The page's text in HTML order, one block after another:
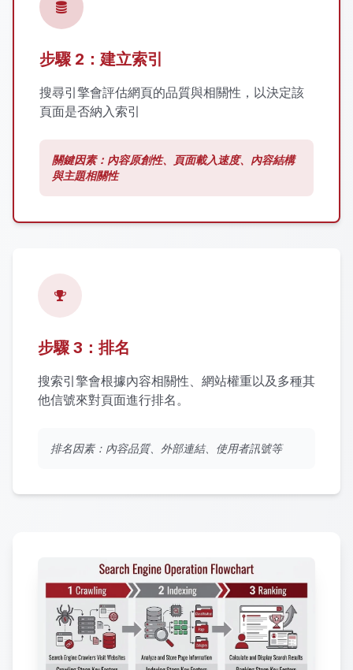
步驟 2：建立索引
搜尋引擎會評估網頁的品質與相關性，以決定該
頁面是否納入索引
關鍵因素：內容原創性、頁面載入速度、內容結構
與主題相關性
步驟 3：排名
搜索引擎會根據內容相關性、網站權重以及多種其
他信號來對頁面進行排名。
排名因素：內容品質、外部連結、使用者訊號等